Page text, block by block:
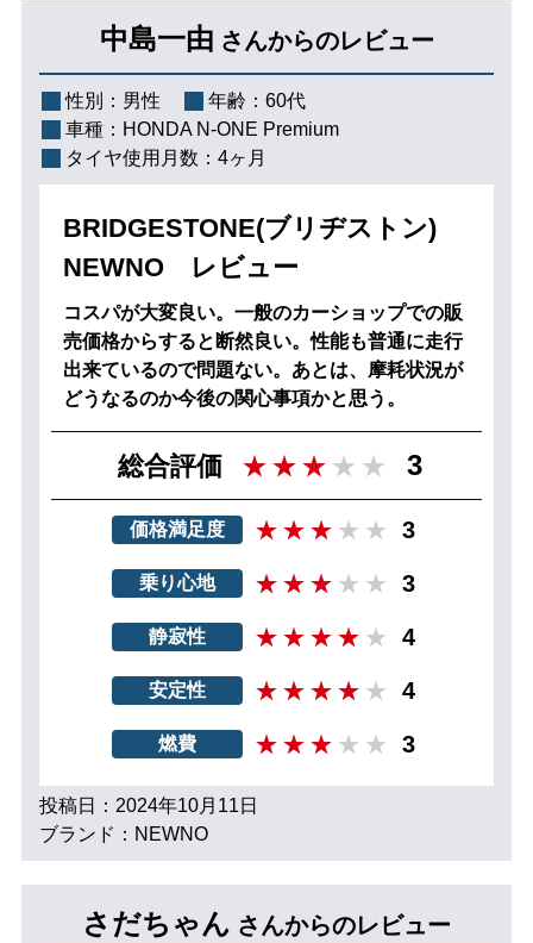
中島一由 さんからのレビュー
性別： 男性 年齢： 60代
車種： HONDA N-ONE Premium
タイヤ使用月数： 4ヶ月
BRIDGESTONE(ブリヂストン)
NEWNO レビュー
コスパが大変良い。一般のカーショップでの販
売価格からすると断然良い。性能も普通に走行
出来ているので問題ない。あとは、摩耗状況が
どうなるのか今後の関心事項かと思う。
総合評価 3
価格満足度 3
乗り心地 3
静寂性 4
安定性 4
燃費 3
投稿日：2024年10月11日
ブランド：NEWNO
さだちゃん さんからのレビュー